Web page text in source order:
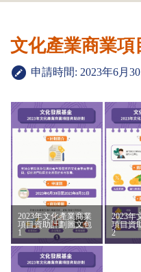
文化產業商業項
申請時間: 2023年6月
2023年文化產業商業
項目資助計劃圖文包
1
2023年
項目資
2